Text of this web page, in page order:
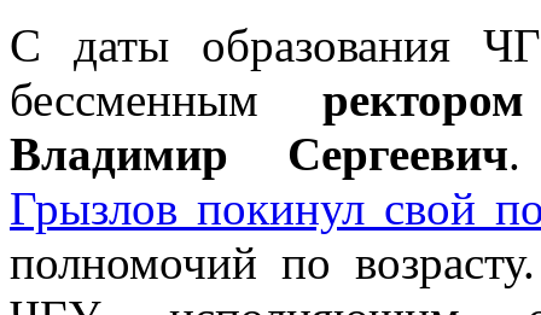
С даты образования
бессменным
Владимир Сергеевич
Грызлов покинул свой
полномочий по